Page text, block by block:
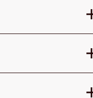
лучших
а «Комеди
смеха.
Смотрите
атмосферу. Так вы
VIP с лучшей